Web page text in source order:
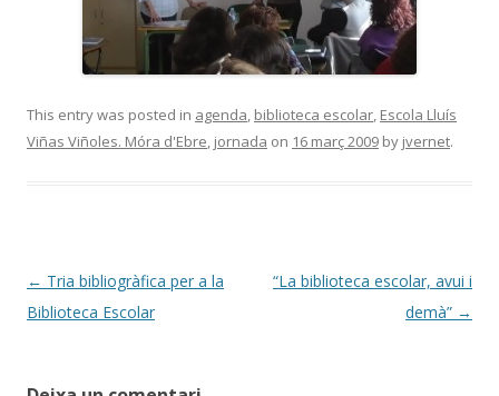
This entry was posted in agenda, biblioteca escolar, Escola Lluís
Viñas Viñoles. Móra d'Ebre, jornada on 16 març 2009 by jvernet.
Post
navigation
← Tria bibliogràfica per a la
Biblioteca Escolar
“La biblioteca escolar, avui i
demà” →